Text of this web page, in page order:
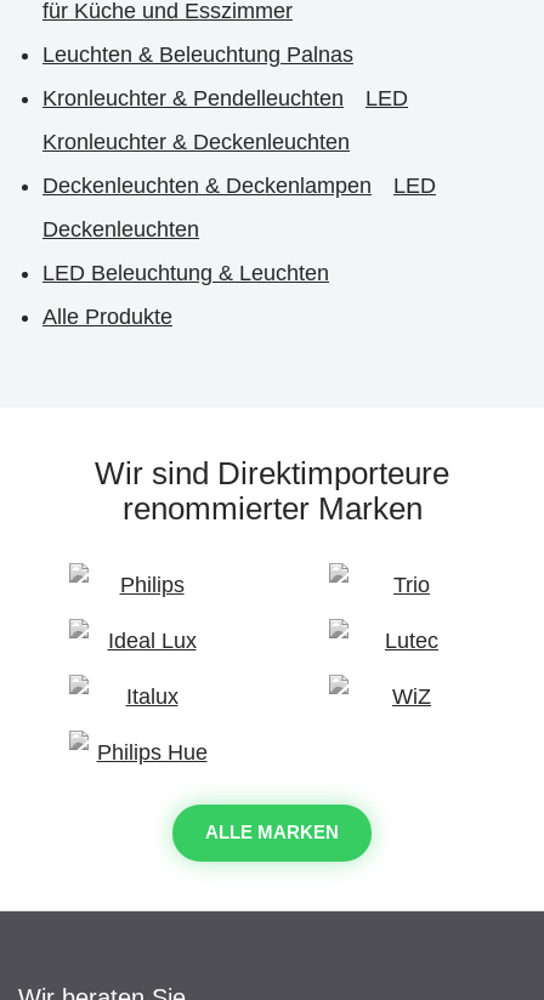
für Küche und Esszimmer
Leuchten & Beleuchtung Palnas
Kronleuchter & Pendelleuchten
LED
Kronleuchter & Deckenleuchten
Deckenleuchten & Deckenlampen
LED
Deckenleuchten
LED Beleuchtung & Leuchten
Alle Produkte
Wir sind Direktimporteure
renommierter Marken
ALLE MARKEN